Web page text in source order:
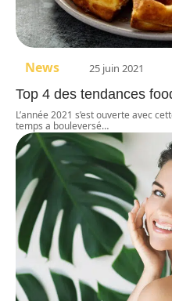
News 25 juin 2021
Top 4 des tendances
L’année 2021 s’est ouverte avec
temps a bouleversé…